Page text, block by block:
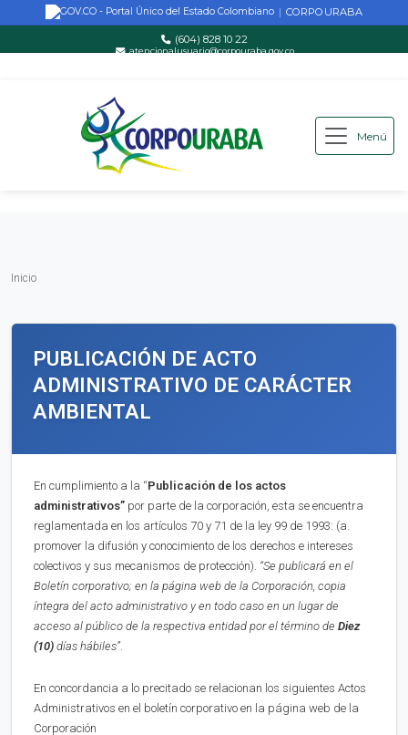
Saltar al contenido principal
| CORPOURABA
(604) 828 10 22
atencionalusuario@corpouraba.gov.co
Menú
Inicio
PUBLICACIÓN DE ACTO
ADMINISTRATIVO DE CARÁCTER
AMBIENTAL
En cumplimiento a la “Publicación de los actos
administrativos” por parte de la corporación, esta se encuentra
reglamentada en los artículos 70 y 71 de la ley 99 de 1993: (a.
promover la difusión y conocimiento de los derechos e intereses
colectivos y sus mecanismos de protección). “Se publicará en el
Boletín corporativo; en la página web de la Corporación, copia
íntegra del acto administrativo y en todo caso en un lugar de
acceso al público de la respectiva entidad por el término de Diez
(10) días hábiles”.
En concordancia a lo precitado se relacionan los siguientes Actos
Administrativos en el boletín corporativo en la página web de la
Corporación